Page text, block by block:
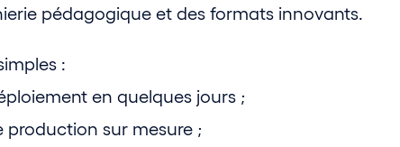
pédagogique et des formats innovants.
:
en quelques jours ;
production sur mesure ;